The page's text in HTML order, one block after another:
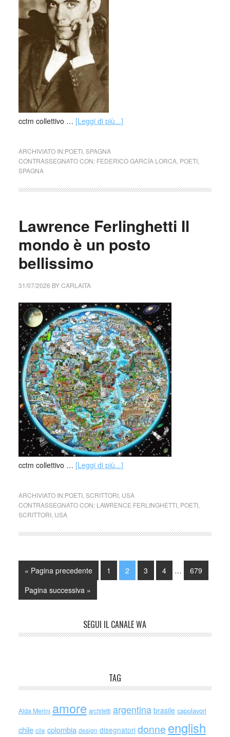
cctm collettivo … [Leggi di più...]
ARCHIVIATO IN:POETI, SPAGNA
CONTRASSEGNATO CON: FEDERICO GARCÍA LORCA, POETI,
SPAGNA
Lawrence Ferlinghetti Il
mondo è un posto
bellissimo
31/07/2026 BYCARLAITA
cctm collettivo … [Leggi di più...]
ARCHIVIATO IN:POETI, SCRITTORI, USA
CONTRASSEGNATO CON: LAWRENCE FERLINGHETTI, POETI,
SCRITTORI, USA
« Pagina precedente 1 2 3 4 …
679
Pagina successiva »
SEGUI IL CANALE WA
TAG
Alda Merini amore architetti argentina brasile capolavori
chile cile colombia design disegnatori donne english